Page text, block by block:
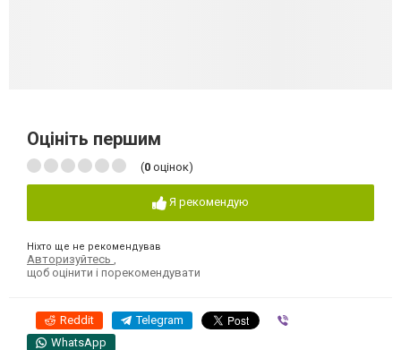
Оцініть першим
(0 оцінок)
Я рекомендую
Ніхто ще не рекомендував
Авторизуйтесь
щоб оцінити і порекомендувати
Reddit Telegram
WhatsApp